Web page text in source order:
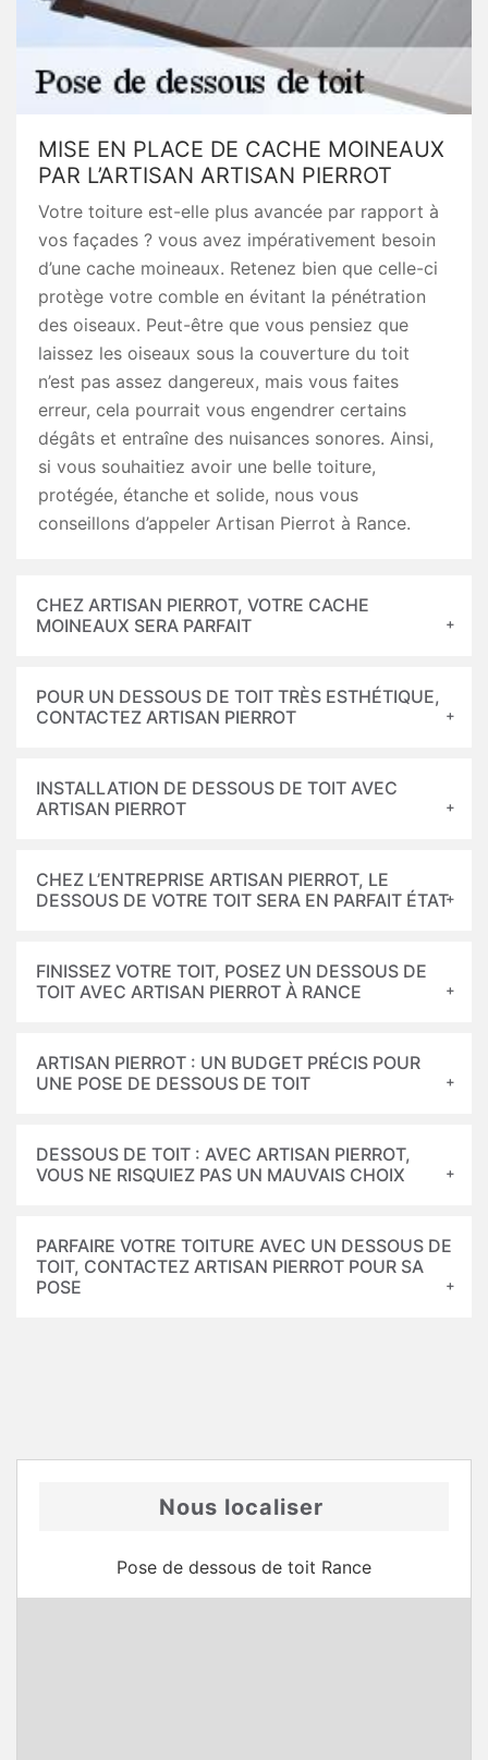
MISE EN PLACE DE CACHE MOINEAUX
PAR L’ARTISAN ARTISAN PIERROT
Votre toiture est-elle plus avancée par rapport à
vos façades ? vous avez impérativement besoin
d’une cache moineaux. Retenez bien que celle-ci
protège votre comble en évitant la pénétration
des oiseaux. Peut-être que vous pensiez que
laissez les oiseaux sous la couverture du toit
n’est pas assez dangereux, mais vous faites
erreur, cela pourrait vous engendrer certains
dégâts et entraîne des nuisances sonores. Ainsi,
si vous souhaitiez avoir une belle toiture,
protégée, étanche et solide, nous vous
conseillons d’appeler Artisan Pierrot à Rance.
CHEZ ARTISAN PIERROT, VOTRE CACHE
MOINEAUX SERA PARFAIT
POUR UN DESSOUS DE TOIT TRÈS ESTHÉTIQUE,
CONTACTEZ ARTISAN PIERROT
INSTALLATION DE DESSOUS DE TOIT AVEC
ARTISAN PIERROT
CHEZ L’ENTREPRISE ARTISAN PIERROT, LE
DESSOUS DE VOTRE TOIT SERA EN PARFAIT ÉTAT
FINISSEZ VOTRE TOIT, POSEZ UN DESSOUS DE
TOIT AVEC ARTISAN PIERROT À RANCE
ARTISAN PIERROT : UN BUDGET PRÉCIS POUR
UNE POSE DE DESSOUS DE TOIT
DESSOUS DE TOIT : AVEC ARTISAN PIERROT,
VOUS NE RISQUIEZ PAS UN MAUVAIS CHOIX
PARFAIRE VOTRE TOITURE AVEC UN DESSOUS DE
TOIT, CONTACTEZ ARTISAN PIERROT POUR SA
POSE
Nous localiser
Pose de dessous de toit Rance